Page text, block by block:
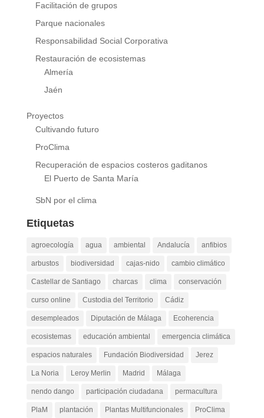
Facilitación de grupos
Parque nacionales
Responsabilidad Social Corporativa
Restauración de ecosistemas
Almería
Jaén
Proyectos
Cultivando futuro
ProClima
Recuperación de espacios costeros gaditanos
El Puerto de Santa María
SbN por el clima
Etiquetas
agroecología agua ambiental Andalucía anfibios
arbustos biodiversidad cajas-nido cambio climático
Castellar de Santiago charcas clima conservación
curso online Custodia del Territorio Cádiz
desempleados Diputación de Málaga Ecoherencia
ecosistemas educación ambiental emergencia climática
espacios naturales Fundación Biodiversidad Jerez
La Noria Leroy Merlin Madrid Málaga
nendo dango participación ciudadana permacultura
PlaM plantación Plantas Multifuncionales ProClima